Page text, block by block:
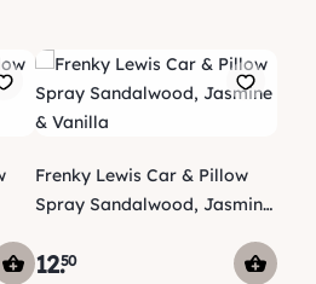
Frenky Lewis Car & Pillow
Spray Sandalwood, Jasmine
12.50